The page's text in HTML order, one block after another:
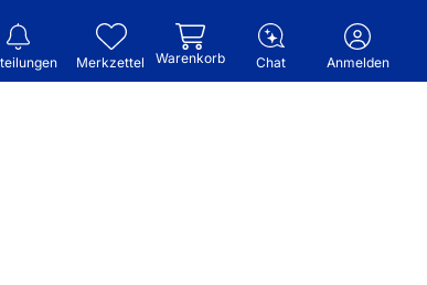
Merkzettel Warenkorb Chat Anmelden